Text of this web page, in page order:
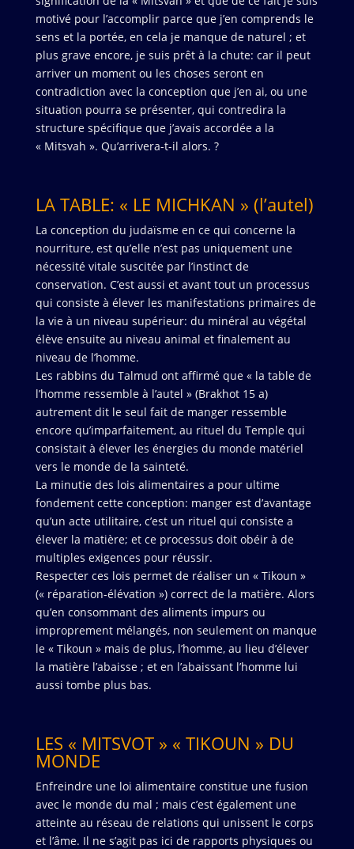
motivé pour l’accomplir parce que j’en comprends le
sens et la portée, en cela je manque de naturel ; et
plus grave encore, je suis prêt à la chute: car il peut
arriver un moment ou les choses seront en
contradiction avec la conception que j’en ai, ou une
situation pourra se présenter, qui contredira la
structure spécifique que j’avais accordée a la
« Mitsvah ». Qu’arrivera-t-il alors. ?
LA TABLE: « LE MICHKAN » (l’autel)
La conception du judaïsme en ce qui concerne la
nourriture, est qu’elle n’est pas uniquement une
nécessité vitale suscitée par l’instinct de
conservation. C’est aussi et avant tout un processus
qui consiste à élever les manifestations primaires de
la vie à un niveau supérieur: du minéral au végétal
élève ensuite au niveau animal et finalement au
niveau de l’homme.
Les rabbins du Talmud ont affirmé que « la table de
l’homme ressemble à l’autel » (Brakhot 15 a)
autrement dit le seul fait de manger ressemble
encore qu’imparfaitement, au rituel du Temple qui
consistait à élever les énergies du monde matériel
vers le monde de la sainteté.
La minutie des lois alimentaires a pour ultime
fondement cette conception: manger est d’avantage
qu’un acte utilitaire, c’est un rituel qui consiste a
élever la matière; et ce processus doit obéir à de
multiples exigences pour réussir.
Respecter ces lois permet de réaliser un « Tikoun »
(« réparation-élévation ») correct de la matière. Alors
qu’en consommant des aliments impurs ou
improprement mélangés, non seulement on manque
le « Tikoun » mais de plus, l’homme, au lieu d’élever
la matière l’abaisse ; et en l’abaissant l’homme lui
aussi tombe plus bas.
LES « MITSVOT » « TIKOUN » DU
MONDE
Enfreindre une loi alimentaire constitue une fusion
avec le monde du mal ; mais c’est également une
atteinte au réseau de relations qui unissent le corps
et l’âme. Il ne s’agit pas ici de rapports physiques ou